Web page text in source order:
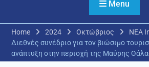
Menu
Home 2024 Οκτώβριος
ΝΕΑ
Διεθνές συνέδριο για τον βιώσιμο
ανάπτυξη στην περιοχή της Μαύρης